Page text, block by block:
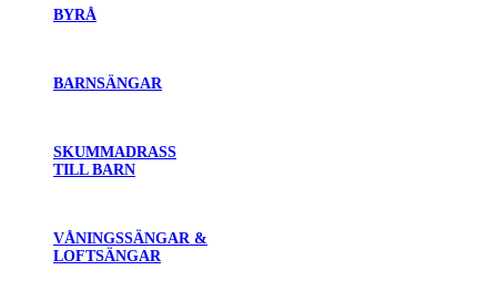
BYRÅ
BARNSÄNGAR
SKUMMADRASS
TILL BARN
VÅNINGSSÄNGAR &
LOFTSÄNGAR